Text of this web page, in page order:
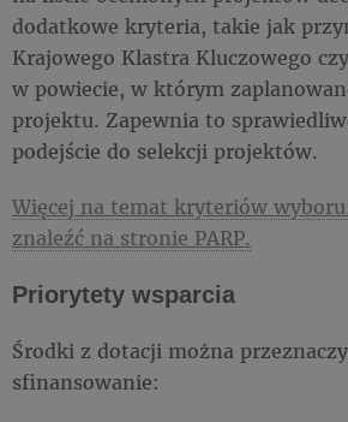
dodatkowe kryteria, takie jak
Krajowego Klastra Kluczowego
w powiecie, w którym
projektu. Zapewnia to
podejście do selekcji projektów.
Więcej na temat kryteriów
znaleźć na stronie PARP.
Priorytety wsparcia
Środki z dotacji można
sfinansowanie: